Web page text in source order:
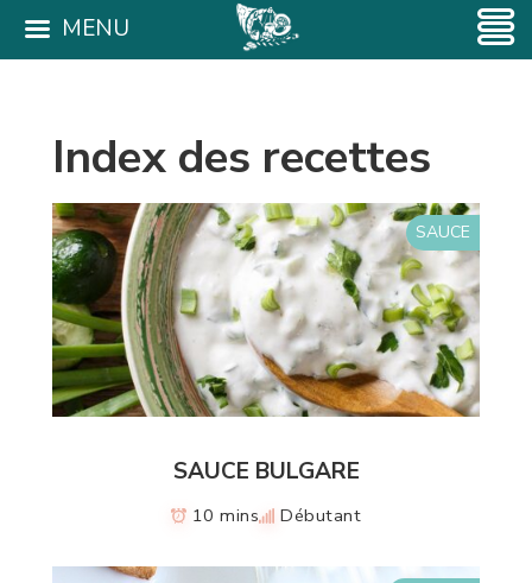
Index des recettes
SAUCE
SAUCE BULGARE
10 mins Débutant
MENU